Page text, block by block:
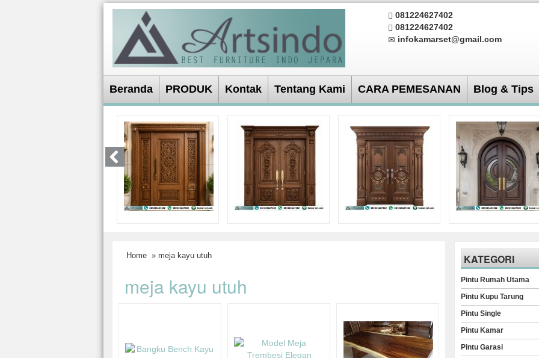
081224627402
081224627402
infokamarset@gmail.com
Beranda PRODUK Kontak Tentang Kami CARA PEMESANAN Blog & Tips
Home » meja kayu utuh
meja kayu utuh
KATEGORI
Pintu Rumah Utama
Pintu Kupu Tarung
Pintu Single
Pintu Kamar
Pintu Garasi